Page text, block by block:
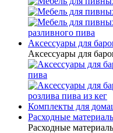
разливного пива
Аксессуары для
Аксессуары для
пива
розлива пива из кег
Комплекты для
Расходные
Расходные